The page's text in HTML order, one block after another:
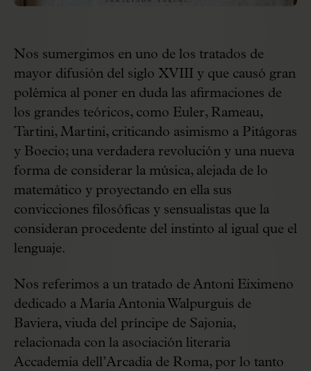
Nos sumergimos en uno de los tratados de
mayor difusión del siglo XVIII y que causó gran
polémica al poner en duda las afirmaciones de
los grandes teóricos, como Euler, Rameau,
Tartini, Martini, criticando asimismo a Pitágoras
y Boecio; una verdadera revolución y una nueva
forma de considerar la música, alejada de lo
matemático y proyectando en ella sus
convicciones filosóficas y sensualistas que la
consideran procedente del instinto al igual que el
lenguaje.
Nos referimos a un tratado de Antoni Eiximeno
dedicado a María Antonia Walpurguis de
Baviera, viuda del príncipe de Sajonia,
relacionada con la asociación literaria
Accademia dell’Arcadia de Roma, por lo tanto